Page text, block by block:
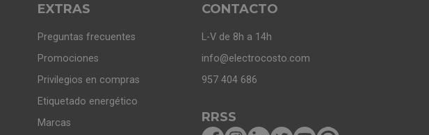
EXTRAS
Preguntas frecuentes
Promociones
Privilegios en compras
Etiquetado energético
Marcas
CONTACTO
L-V de 8h a 14h
info@electrocosto.com
957 404 686
RRSS